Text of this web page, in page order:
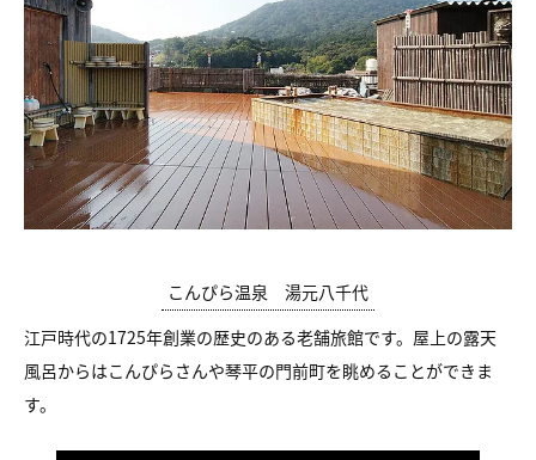
こんぴら温泉 湯元八千代
江戸時代の1725年創業の歴史のある老舗旅館です。屋上の露天
風呂からはこんぴらさんや琴平の門前町を眺めることができま
す。